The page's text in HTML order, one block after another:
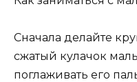
Сначала делайте
сжатый кулачок
поглаживать его